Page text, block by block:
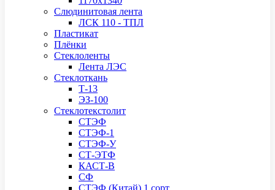
Слюдинитовая лента
ЛСК 110 - ТПЛ
Пластикат
Плёнки
Стеклоленты
Лента ЛЭС
Стеклоткань
Т-13
ЭЗ-100
Стеклотекстолит
СТЭФ
СТЭФ-1
СТЭФ-У
СТ-ЭТФ
КАСТ-В
СФ
СТЭФ (Китай) 1 сорт